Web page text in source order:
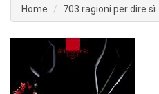
Home 703 ragioni per dire sì